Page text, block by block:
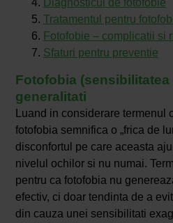
Tratamentul pentru
Fotofobie – complicatii si
Sfaturi pentru preventie
Fotofobia (sensibilitatea
generalitati
Luand in considerare termenul
fotofobia semnifica o „frica de
disconfortul pe care aceasta
nivelul ochilor si nu numai.
pentru ca fotofobia nu
efectiv, ci doar tendinta de a
din cauza unei sensibilitati